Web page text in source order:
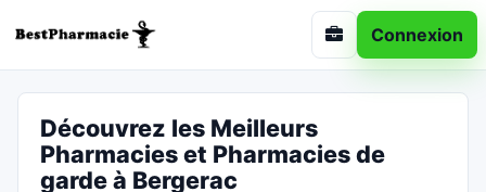
Connexion
Découvrez les Meilleurs
Pharmacies et Pharmacies de
garde à Bergerac